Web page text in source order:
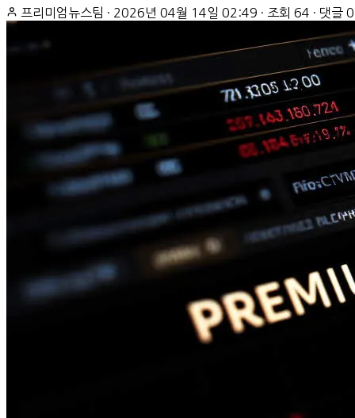
프리미엄뉴스팀 · 2026년 04월 14일 02:49 · 조회 64 · 댓글 0